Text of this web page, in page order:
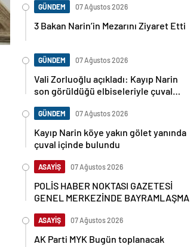
GÜNDEM 07 Ağustos 2026
3 Bakan Narin’in Mezarını Ziyaret Etti
GÜNDEM 07 Ağustos 2026
Vali Zorluoğlu açıkladı: Kayıp Narin
son görüldüğü elbiseleriyle çuval
GÜNDEM 07 Ağustos 2026
Kayıp Narin köye yakın gölet yanında
çuval içinde bulundu
ASAYİŞ 07 Ağustos 2026
POLİS HABER NOKTASI GAZETESİ
GENEL MERKEZİNDE BAYRAMLAŞMA
ASAYİŞ 07 Ağustos 2026
AK Parti MYK Bugün toplanacak